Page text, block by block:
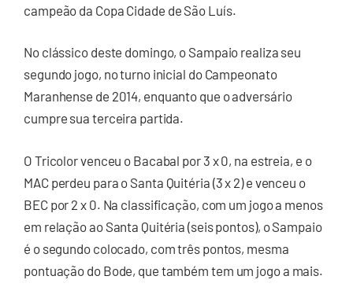
campeão da Copa Cidade de São Luís.
No clássico deste domingo, o Sampaio realiza seu
segundo jogo, no turno inicial do Campeonato
Maranhense de 2014, enquanto que o adversário
cumpre sua terceira partida.
O Tricolor venceu o Bacabal por 3 x 0, na estreia, e o
MAC perdeu para o Santa Quitéria (3 x 2) e venceu o
BEC por 2 x 0. Na classificação, com um jogo a menos
em relação ao Santa Quitéria (seis pontos), o Sampaio
é o segundo colocado, com três pontos, mesma
pontuação do Bode, que também tem um jogo a mais.